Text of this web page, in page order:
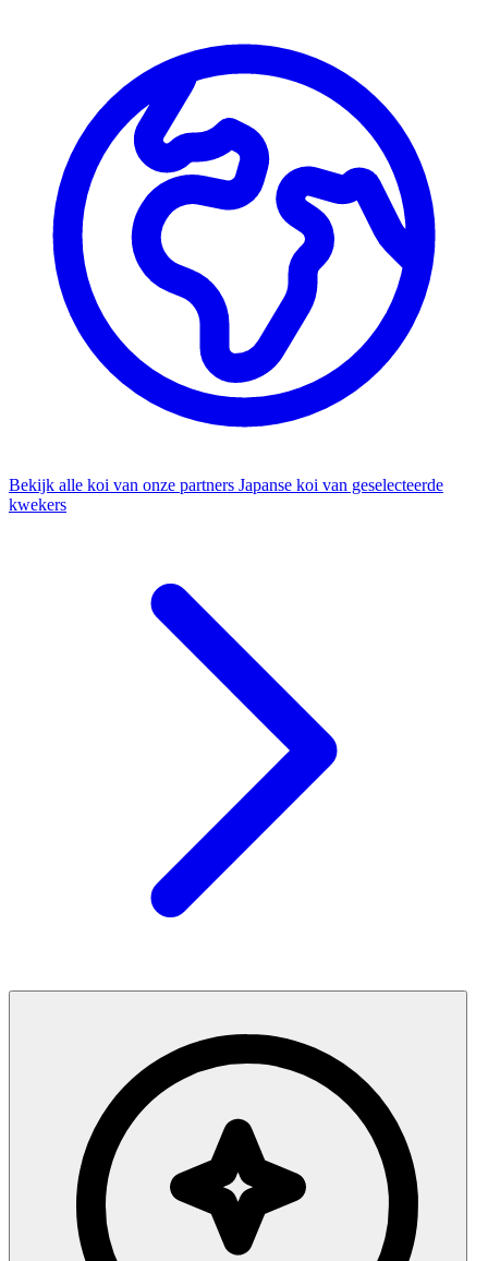
Bekijk alle koi van onze partners Japanse koi van geselecteerde
kwekers